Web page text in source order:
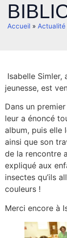
Accueil » Actualité
Isabelle Simler,
jeunesse, est
Dans un
leur a énoncé
album, puis elle
ainsi que son
de la rencontre
expliqué aux
insectes qu’ils
couleurs !
Merci encore à